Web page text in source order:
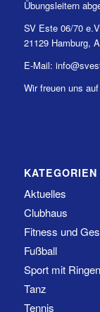
Übungsleitern
SV Este 06/70
21129 Hamburg,
E-Mail:
Wir freuen uns
KATEGORIEN
Aktuelles
Clubhaus
Fitness und
Fußball
Sport mit Ringen
Tanz
Tennis